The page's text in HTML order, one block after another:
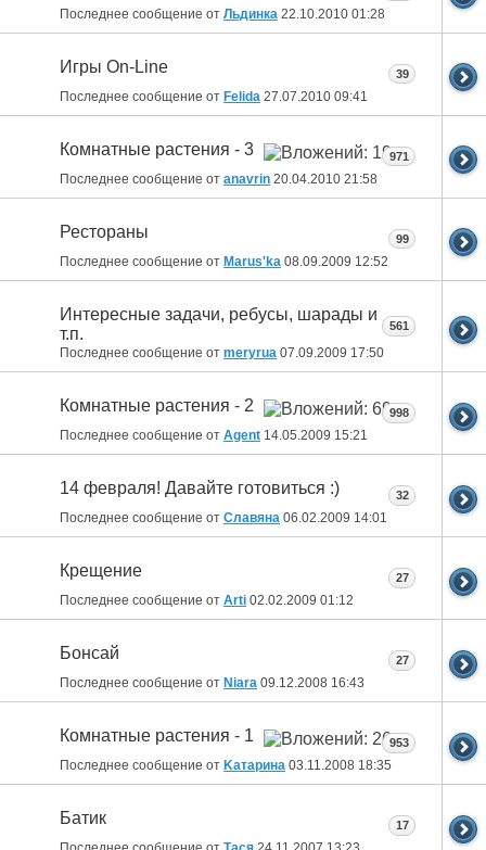
Последнее сообщение от Льдинка 22.10.2010 01:28
Игры On-Line
Последнее сообщение от Felida 27.07.2010 09:41
39
Комнатные растения - 3
Последнее сообщение от anavrin 20.04.2010 21:58
971
Рестораны
Последнее сообщение от Marus'ka 08.09.2009 12:52
99
Интересные задачи, ребусы, шарады и
т.п.
Последнее сообщение от meryrua 07.09.2009 17:50
561
Комнатные растения - 2
Последнее сообщение от Agent 14.05.2009 15:21
998
14 февраля! Давайте готовиться :)
Последнее сообщение от Славяна 06.02.2009 14:01
32
Крещение
Последнее сообщение от Arti 02.02.2009 01:12
27
Бонсай
Последнее сообщение от Niara 09.12.2008 16:43
27
Комнатные растения - 1
Последнее сообщение от Kатарина 03.11.2008 18:35
953
Батик 17